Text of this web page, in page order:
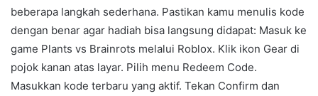
beberapa langkah sederhana. Pastikan kamu menulis kode
dengan benar agar hadiah bisa langsung didapat: Masuk ke
game Plants vs Brainrots melalui Roblox. Klik ikon Gear di
pojok kanan atas layar. Pilih menu Redeem Code.
Masukkan kode terbaru yang aktif. Tekan Confirm dan